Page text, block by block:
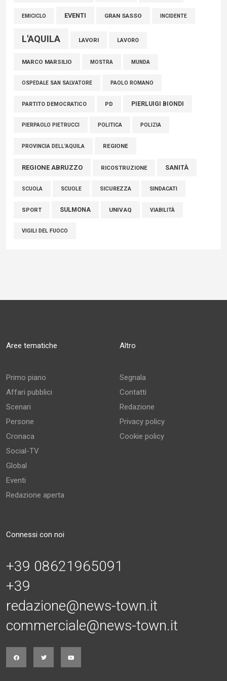
EMICICLO EVENTI GRAN SASSO INCIDENTE
L'AQUILA LAVORI LAVORO
MARCO MARSILIO MOSTRA MUNDA
OSPEDALE SAN SALVATORE PAOLO ROMANO
PARTITO DEMOCRATICO PD PIERLUIGI BIONDI
PIERPAOLO PIETRUCCI POLITICA POLIZIA
PROVINCIA DELL'AQUILA REGIONE
REGIONE ABRUZZO RICOSTRUZIONE SANITÀ
SCUOLA SCUOLE SICUREZZA SINDACATI
SPORT SULMONA UNIVAQ VIABILITÀ
VIGILI DEL FUOCO
Aree tematiche
Primo piano
Affari pubblici
Scenari
Persone
Cronaca
Social-TV
Global
Eventi
Redazione aperta
Altro
Segnala
Contatti
Redazione
Privacy policy
Cookie policy
Connessi con noi
+39 08621965091
+39
redazione@news-town.it
commerciale@news-town.it